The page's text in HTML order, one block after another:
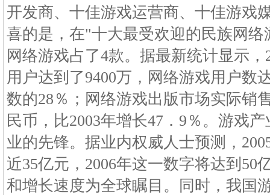
开发商、十佳游戏运营商、十佳游戏
喜的是，在"十大最受欢迎的民族网
网络游戏占了4款。据最新统计显示
用户达到了9400万，网络游戏用户数
数的28％；网络游戏出版市场实际销
民币，比2003年增长47．9％。游戏
业的先锋。据业内权威人士预测，
近35亿元，2006年这一数字将达到50
和增长速度为全球瞩目。同时，我国